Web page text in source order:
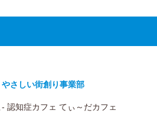
やさしい街創り事業部
- 認知症カフェ てぃ～だカフェ